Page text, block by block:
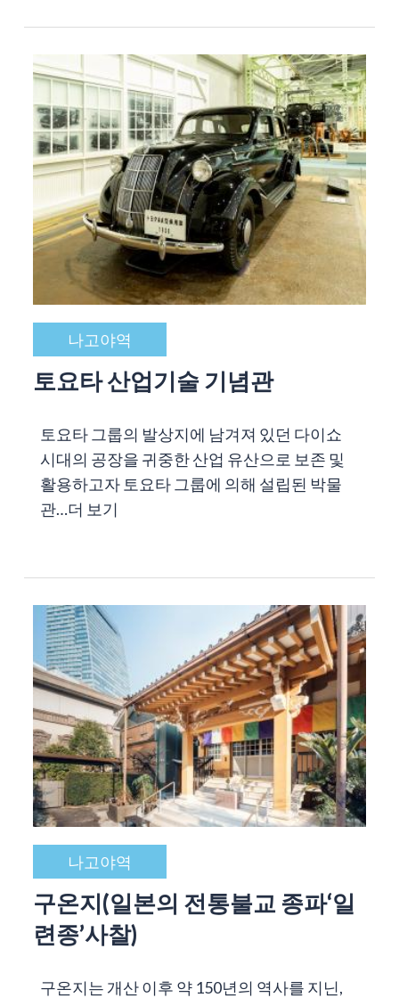
나고야역
토요타 산업기술 기념관
토요타 그룹의 발상지에 남겨져 있던 다이쇼
시대의 공장을 귀중한 산업 유산으로 보존 및
활용하고자 토요타 그룹에 의해 설립된 박물
관…더 보기
나고야역
구온지(일본의 전통불교 종파‘일
련종’사찰)
구온지는 개산 이후 약 150년의 역사를 지닌,